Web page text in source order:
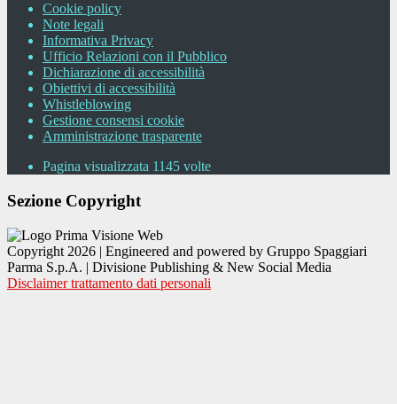
Cookie policy
Note legali
Informativa Privacy
Ufficio Relazioni con il Pubblico
Dichiarazione di accessibilità
Obiettivi di accessibilità
Whistleblowing
Gestione consensi cookie
Amministrazione trasparente
Pagina visualizzata 1145 volte
Sezione Copyright
Copyright 2026 | Engineered and powered by Gruppo Spaggiari
Parma S.p.A. | Divisione Publishing & New Social Media
Disclaimer trattamento dati personali